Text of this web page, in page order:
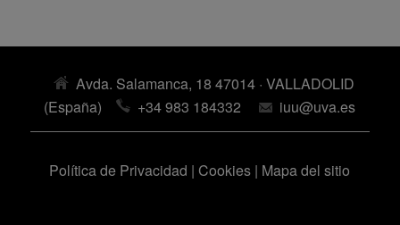
Avda. Salamanca, 18 47014 · VALLADOLID
(España)
+34 983 184332 iuu@uva.es
Política de Privacidad | Cookies | Mapa del sitio